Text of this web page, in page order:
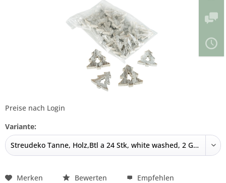
Preise nach Login
Variante:
Merken Bewerten Empfehlen